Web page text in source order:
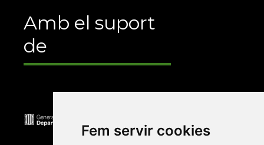
Fem servir cookies
Amb el suport
de